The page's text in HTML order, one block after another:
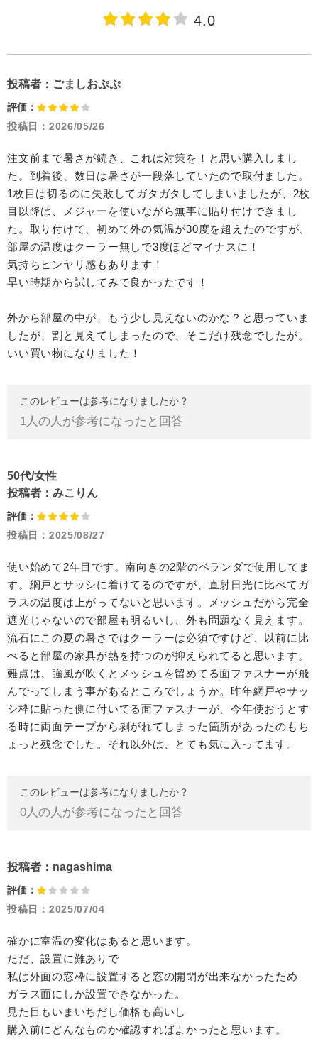
4.0
投稿者： ごましおぷぷ
評価：
投稿日： 2026/05/26
注文前まで暑さが続き、これは対策を！と思い購入しまし
た。到着後、数日は暑さが一段落していたので取付ました。
1枚目は切るのに失敗してガタガタしてしまいましたが、2枚
目以降は、メジャーを使いながら無事に貼り付けできまし
た。取り付けて、初めて外の気温が30度を超えたのですが、
部屋の温度はクーラー無しで3度ほどマイナスに！
気持ちヒンヤリ感もあります！
早い時期から試してみて良かったです！
外から部屋の中が、もう少し見えないのかな？と思っていま
したが、割と見えてしまったので、そこだけ残念でしたが。
いい買い物になりました！
このレビューは参考になりましたか？
1人の人が参考になったと回答
50代/女性
投稿者： みこりん
評価：
投稿日： 2025/08/27
使い始めて2年目です。南向きの2階のベランダで使用してま
す。網戸とサッシに着けてるのですが、直射日光に比べてガ
ラスの温度は上がってないと思います。メッシュだから完全
遮光じゃないので部屋も明るいし、外も問題なく見えます。
流石にこの夏の暑さではクーラーは必須ですけど、以前に比
べると部屋の家具が熱を持つのが抑えられてると思います。
難点は、強風が吹くとメッシュを留めてる面ファスナーが飛
んでってしまう事があるところでしょうか。昨年網戸やサッ
シ枠に貼った側に付いてる面ファスナーが、今年使おうとす
る時に両面テープから剥がれてしまった箇所があったのもち
ょっと残念でした。それ以外は、とても気に入ってます。
このレビューは参考になりましたか？
0人の人が参考になったと回答
投稿者： nagashima
評価：
投稿日： 2025/07/04
確かに室温の変化はあると思います。
ただ、設置に難ありで
私は外面の窓枠に設置すると窓の開閉が出来なかったため
ガラス面にしか設置できなかった。
見た目もいまいちだし価格も高いし
購入前にどんなものか確認すればよかったと思います。